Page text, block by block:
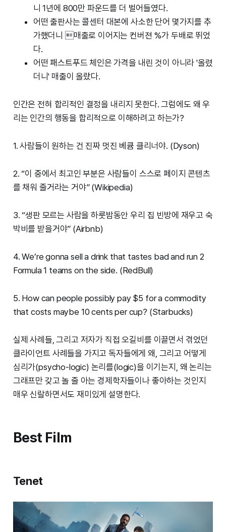
니 1년에 800만 파운드를 더 벌어들였다.
어떤 출판사는 콜센터 대본에 사소한 단어 몇가지를 추
가했더니 매출로 이어지는 컨버젼 %가 두배로 뛰었
다.
어떤 패스트푸드 체인은 가격을 내린 것이 아니라 '올렸
더니' 매출이 올랐다.
인간은 전혀 합리적인 결정을 내리지 못한다. 그럼에도 왜 우
리는 인간의 행동을 합리적으로 이해하려고 하는가?
1. 사람들이 원하는 건 진짜 멋진 베큠 클리너야. (Dyson)
2. “이 중에서 최고인 부분은 사람들이 스스로 페이지 콘텐츠
를 채워 줄거라는 거야” (Wikipedia)
3. “생판 모르는 사람을 하룻밤동안 우리 집 빈방에 재우고 숙
박비를 받을거야” (Airbnb)
4. We’re gonna sell a drink that tastes bad and run 2
Formula 1 teams on the side. (RedBull)
5. How can people possibly pay $5 for a commodity
that costs maybe 10 cents per cup? (Starbucks)
실제 사례들, 그리고 저자가 직접 오길비를 이끌면서 겪었던
클라이언트 사례들을 가지고 독자들에게 왜, 그리고 어떻게
심리가(psycho-logic) 논리를(logic)을 이기는지, 왜 논리는
그래프만 갖고 놀 줄 아는 경제학자들이나 좋아하는 것인지
매우 신랄하면서도 재미있게 설명한다.
Best Film
Tenet